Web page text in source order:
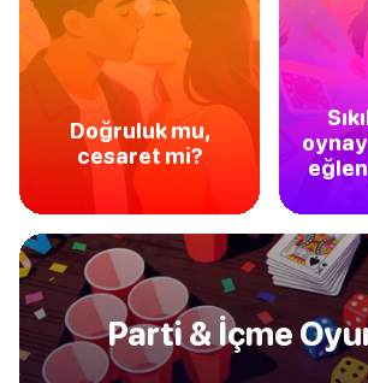
Doğruluk mu,
cesaret mi?
Parti & İçme